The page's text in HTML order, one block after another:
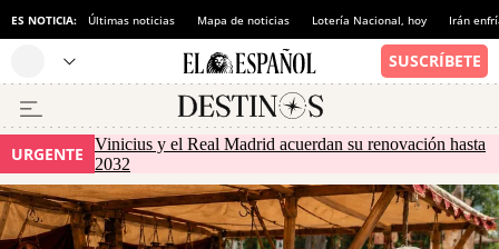
ES NOTICIA: Últimas noticias Mapa de noticias Lotería Nacional, hoy Irán
URGENTE
Vinicius y el Real Madrid acuerdan su renovación hasta
2032